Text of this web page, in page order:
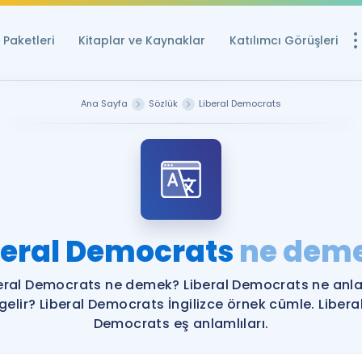
Paketleri Kitaplar ve Kaynaklar Katılımcı Görüşleri
Ücretsiz
YDS ve YÖKDİL
YDS ve YÖKDİL
YDS ve YÖKDİL'e
ÖSYM Sınav
Ana Sayfa Sözlük Liberal Democrats
Democratsne
Democrats ne demek? Liberal Democrats ne
Liberal Democrats İngilizce örnek cümle. Liberal
Democrats eş anlamlıları.